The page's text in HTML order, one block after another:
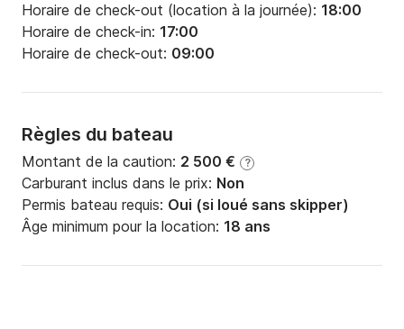
Horaire de check-out (location à la journée): 18:00
Horaire de check-in: 17:00
Horaire de check-out: 09:00
Règles du bateau
Montant de la caution: 2 500 € ?
Carburant inclus dans le prix: Non
Permis bateau requis: Oui (si loué sans skipper)
Âge minimum pour la location: 18 ans